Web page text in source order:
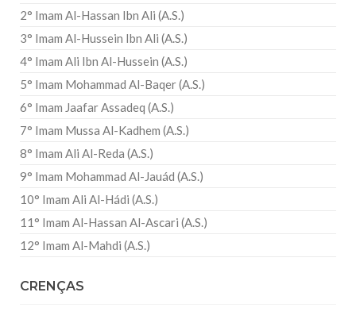
2° Imam Al-Hassan Ibn Ali (A.S.)
3° Imam Al-Hussein Ibn Ali (A.S.)
4° Imam Ali Ibn Al-Hussein (A.S.)
5° Imam Mohammad Al-Baqer (A.S.)
6° Imam Jaafar Assadeq (A.S.)
7° Imam Mussa Al-Kadhem (A.S.)
8° Imam Ali Al-Reda (A.S.)
9° Imam Mohammad Al-Jauád (A.S.)
10° Imam Ali Al-Hádi (A.S.)
11° Imam Al-Hassan Al-Ascari (A.S.)
12° Imam Al-Mahdi (A.S.)
CRENÇAS